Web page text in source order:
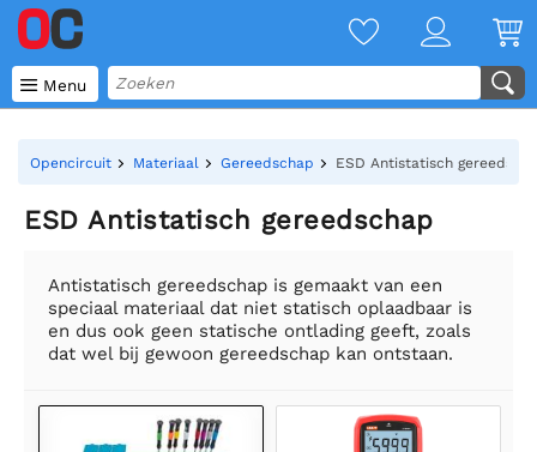
 Menu
Opencircuit Materiaal Gereedschap ESD Antistatisch
ESD Antistatisch gereedschap
Antistatisch gereedschap is gemaakt van een
speciaal materiaal dat niet statisch oplaadbaar is
en dus ook geen statische ontlading geeft, zoals
dat wel bij gewoon gereedschap kan ontstaan.